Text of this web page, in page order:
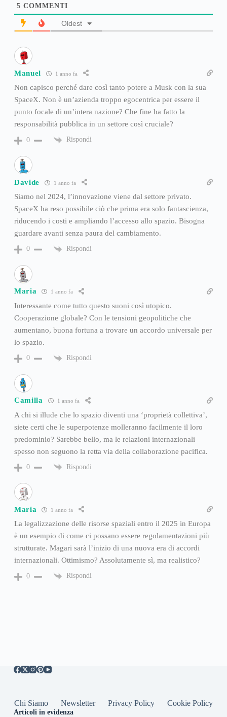
5 COMMENTI
Oldest
Manuel 1 anno fa
Non capisco perché dare così tanto potere a Musk con la sua
SpaceX. Non è un’azienda troppo egocentrica per essere il
punto focale di un’intera nazione? Che fine ha fatto la
responsabilità pubblica in un settore così cruciale?
0 Rispondi
Davide 1 anno fa
Siamo nel 2024, l’innovazione viene dal settore privato.
SpaceX ha reso possibile ciò che prima era solo fantascienza,
riducendo i costi e ampliando l’accesso allo spazio. Bisogna
guardare avanti senza paura del cambiamento.
0 Rispondi
Maria 1 anno fa
Interessante come tutto questo suoni così utopico.
Cooperazione globale? Con le tensioni geopolitiche che
aumentano, buona fortuna a trovare un accordo universale per
lo spazio.
0 Rispondi
Camilla 1 anno fa
A chi si illude che lo spazio diventi una ‘proprietà collettiva’,
siete certi che le superpotenze molleranno facilmente il loro
predominio? Sarebbe bello, ma le relazioni internazionali
spesso non seguono la retta via della collaborazione pacifica.
0 Rispondi
Maria 1 anno fa
La legalizzazione delle risorse spaziali entro il 2025 in Europa
è un esempio di come ci possano essere regolamentazioni più
strutturate. Magari sarà l’inizio di una nuova era di accordi
internazionali. Ottimismo? Assolutamente sì, ma realistico?
0 Rispondi
Chi Siamo Newsletter Privacy Policy Cookie Policy
Articoli in evidenza